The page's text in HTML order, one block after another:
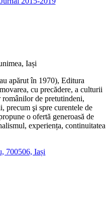
apărut în 1970), Editura
cu precădere, a culturii
românilor de pretutindeni,
precum şi spre curentele de
o ofertă generoasă de
experiența, continuitatea
700506, Iași